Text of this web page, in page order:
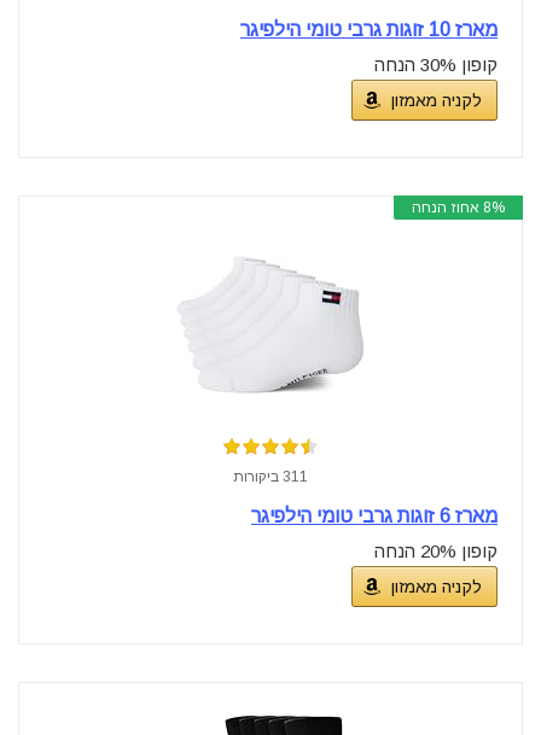
מארז 10 זוגות גרבי טומי הילפיגר
קופון 30% הנחה
לקניה מאמזון
8% אחוז הנחה
311 ביקורות
מארז 6 זוגות גרבי טומי הילפיגר
קופון 20% הנחה
לקניה מאמזון